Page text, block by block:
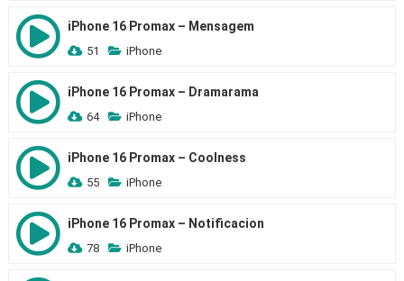
iPhone 16 Promax – Mensagem
51 iPhone
iPhone 16 Promax – Dramarama
64 iPhone
iPhone 16 Promax – Coolness
55 iPhone
iPhone 16 Promax – Notificacion
78 iPhone